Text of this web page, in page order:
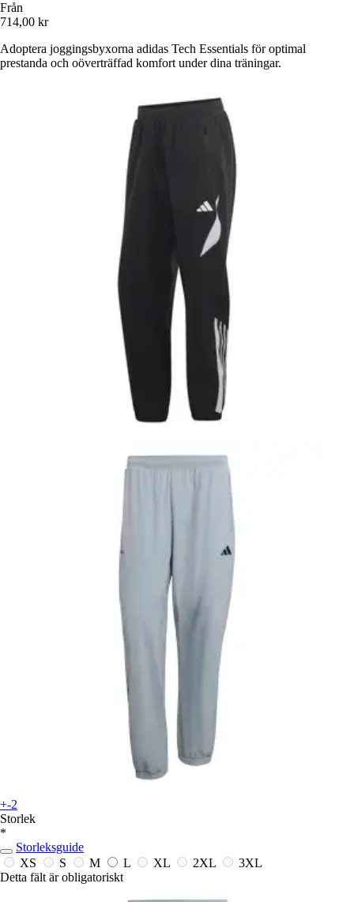
Från
714,00 kr
Adoptera joggingsbyxorna adidas Tech Essentials för optimal
prestanda och oöverträffad komfort under dina träningar.
+-2
Storlek
*
Storleksguide
XS
S M L XL 2XL
3XL
Detta fält är obligatoriskt